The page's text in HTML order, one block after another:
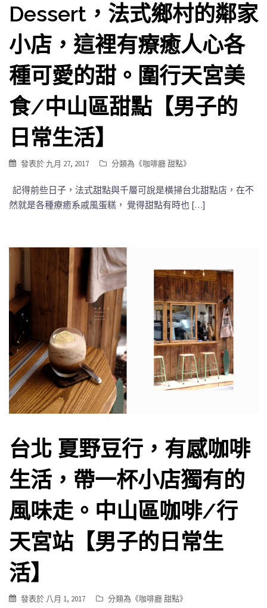
Dessert，法式鄉村的鄰家
小店，這裡有療癒人心各
種可愛的甜。圍行天宮美
食/中山區甜點【男子的
日常生活】
發表於 九月 27, 2017 分類為《咖啡廳 甜點》
記得前些日子，法式甜點與千層可說是橫掃台北甜點店，在不
然就是各種療癒系戚風蛋糕， 覺得甜點有時也 […]
台北 夏野豆行，有感咖啡
生活，帶一杯小店獨有的
風味走。中山區咖啡/行
天宮站【男子的日常生
活】
發表於 八月 1, 2017 分類為《咖啡廳 甜點》